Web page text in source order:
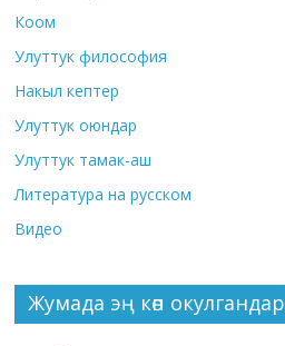
Коом
Улуттук философия
Накыл кептер
Улуттук оюндар
Улуттук тамак-аш
Литература на русском
Видео
Жумада эң көп окулгандар